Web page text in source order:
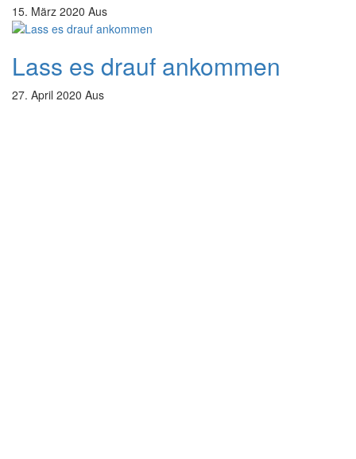
15. März 2020 Aus
Lass es drauf ankommen
27. April 2020 Aus